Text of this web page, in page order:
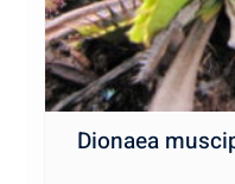
Dionaea